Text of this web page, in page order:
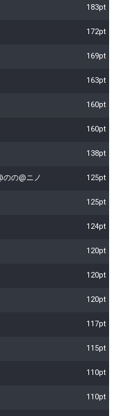
183pt
172pt
169pt
163pt
160pt
160pt
138pt
の@ニノ 125pt
125pt
124pt
120pt
120pt
120pt
117pt
115pt
110pt
110pt